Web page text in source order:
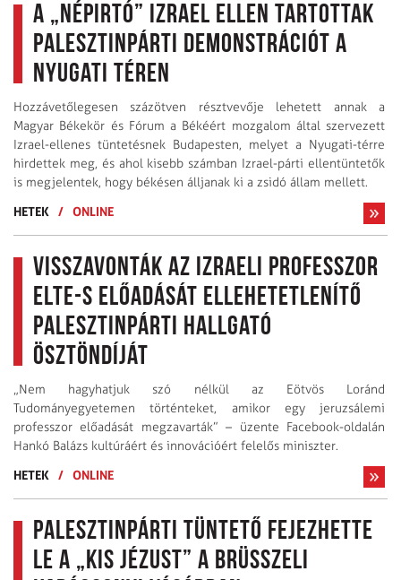
A „népirtó” Izrael ellen tartottak
palesztinpárti demonstrációt a
Nyugati téren
Hozzávetőlegesen százötven résztvevője lehetett annak a
Magyar Békekör és Fórum a Békéért mozgalom által szervezett
Izrael-ellenes tüntetésnek Budapesten, melyet a Nyugati-térre
hirdettek meg, és ahol kisebb számban Izrael-párti ellentüntetők
is megjelentek, hogy békésen álljanak ki a zsidó állam mellett.
HETEK
/ ONLINE
Visszavonták az izraeli professzor
ELTE-s előadását ellehetetlenítő
palesztinpárti hallgató
ösztöndíját
„Nem hagyhatjuk szó nélkül az Eötvös Loránd
Tudományegyetemen történteket, amikor egy jeruzsálemi
professzor előadását megzavarták” – üzente Facebook-oldalán
Hankó Balázs kultúráért és innovációért felelős miniszter.
HETEK
/ ONLINE
Palesztinpárti tüntető fejezhette
le a „kis Jézust” a brüsszeli